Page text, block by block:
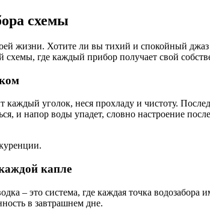
схемы
жизни. Хотите ли вы тихий и спокойный джаз
где каждый прибор получает свой
каждый уголок, неся прохладу и чистоту.
и напор воды упадет, словно настроение
капле
– это система, где каждая точка
в завтрашнем дне.